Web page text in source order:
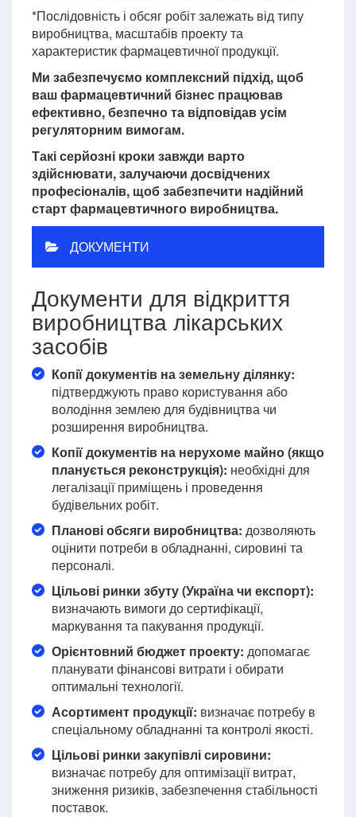
*Послідовність і обсяг робіт залежать від типу
виробництва, масштабів проекту та
характеристик фармацевтичної продукції.
Ми забезпечуємо комплексний підхід, щоб
ваш фармацевтичний бізнес працював
ефективно, безпечно та відповідав усім
регуляторним вимогам.
Такі серйозні кроки завжди варто
здійснювати, залучаючи досвідчених
професіоналів, щоб забезпечити надійний
старт фармацевтичного виробництва.
ДОКУМЕНТИ
Документи для відкриття
виробництва лікарських
засобів
Копії документів на земельну ділянку:
підтверджують право користування або
володіння землею для будівництва чи
розширення виробництва.
Копії документів на нерухоме майно (якщо
планується реконструкція): необхідні для
легалізації приміщень і проведення
будівельних робіт.
Планові обсяги виробництва: дозволяють
оцінити потреби в обладнанні, сировині та
персоналі.
Цільові ринки збуту (Україна чи експорт):
визначають вимоги до сертифікації,
маркування та пакування продукції.
Орієнтовний бюджет проекту: допомагає
планувати фінансові витрати і обирати
оптимальні технології.
Асортимент продукції: визначає потребу в
спеціальному обладнанні та контролі якості.
Цільові ринки закупівлі сировини:
визначає потребу для оптимізації витрат,
зниження ризиків, забезпечення стабільності
поставок.